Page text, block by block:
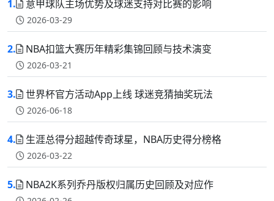
1. 意甲球队主场优势及球迷支持对比赛的影响
2026-03-29
2. NBA扣篮大赛历年精彩集锦回顾与技术演变
2026-03-21
3. 世界杯官方活动App上线 球迷竞猜抽奖玩法
2026-06-18
4. 生涯总得分超越传奇球星，NBA历史得分榜格
2026-03-22
5. NBA2K系列乔丹版权归属历史回顾及对应作